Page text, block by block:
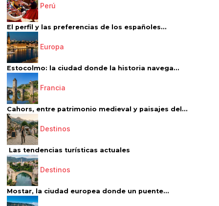
Perú
El perfil y las preferencias de los españoles...
Europa
Estocolmo: la ciudad donde la historia navega...
Francia
Cahors, entre patrimonio medieval y paisajes del...
Destinos
Las tendencias turísticas actuales
Destinos
Mostar, la ciudad europea donde un puente...